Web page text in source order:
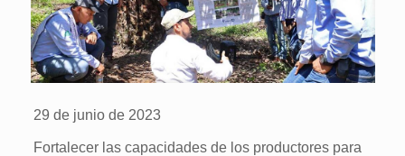
29 de junio de 2023
Fortalecer las capacidades de los productores para